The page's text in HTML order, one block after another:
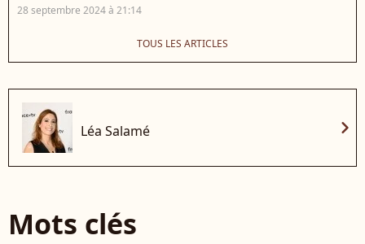
28 septembre 2024 à 21:14
TOUS LES ARTICLES
Léa Salamé chevron_right
Mots clés